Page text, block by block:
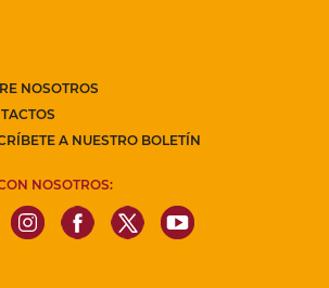
NOSOTROS
A NUESTRO BOLETÍN
NOSOTROS: